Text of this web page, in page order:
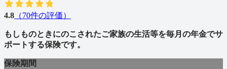
4.8 （70件の評価）
もしものときにのこされたご家族の生活等を毎月の年金でサ
ポートする保険です。
保険期間